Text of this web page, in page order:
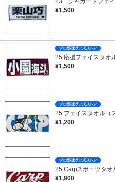
23 ジャガードフェイ
¥1,500
25 応援フェイスタオ
¥1,500
25 フェイスタオル（
¥1,200
25 Carpスポーツタオ
¥1,900